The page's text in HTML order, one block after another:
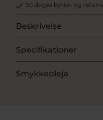
30 dages bytte- og
Beskrivelse
Specifikationer
Smykkepleje